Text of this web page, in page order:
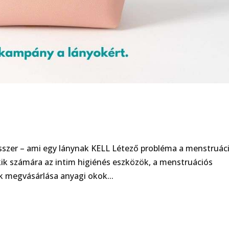
– ami egy lánynak KELL Létező probléma a
számára az intim higiénés eszközök, a menstruációs
anyagi okok...